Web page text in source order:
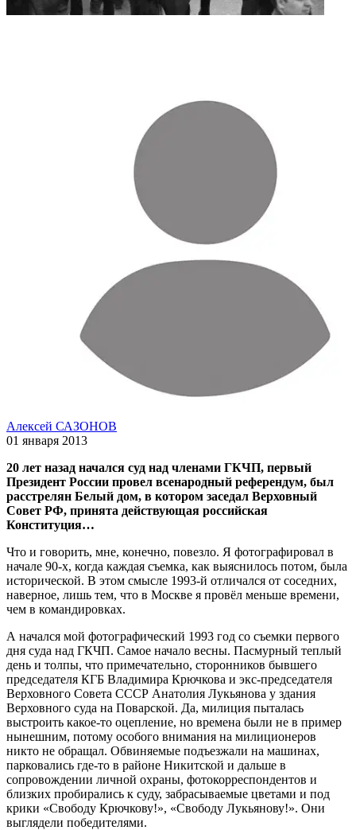
Алексей САЗОНОВ
01 января 2013
20 лет назад начался суд над членами ГКЧП, первый
Президент России провел всенародный референдум, был
расстрелян Белый дом, в котором заседал Верховный
Совет РФ, принята действующая российская
Конституция…
Что и говорить, мне, конечно, повезло. Я фотографировал в
начале 90-х, когда каждая съемка, как выяснилось потом, была
исторической. В этом смысле 1993-й отличался от соседних,
наверное, лишь тем, что в Москве я провёл меньше времени,
чем в командировках.
А начался мой фотографический 1993 год со съемки первого
дня суда над ГКЧП. Самое начало весны. Пасмурный теплый
день и толпы, что примечательно, сторонников бывшего
председателя КГБ Владимира Крючкова и экс-председателя
Верховного Совета СССР Анатолия Лукьянова у здания
Верховного суда на Поварской. Да, милиция пыталась
выстроить какое-то оцепление, но времена были не в пример
нынешним, потому особого внимания на милиционеров
никто не обращал. Обвиняемые подъезжали на машинах,
парковались где-то в районе Никитской и дальше в
сопровождении личной охраны, фотокорреспондентов и
близких пробирались к суду, забрасываемые цветами и под
крики «Свободу Крючкову!», «Свободу Лукьянову!». Они
выглядели победителями.